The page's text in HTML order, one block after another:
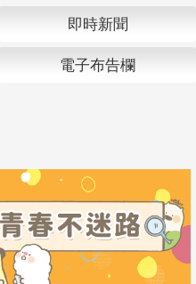
即時新聞
電子布告欄